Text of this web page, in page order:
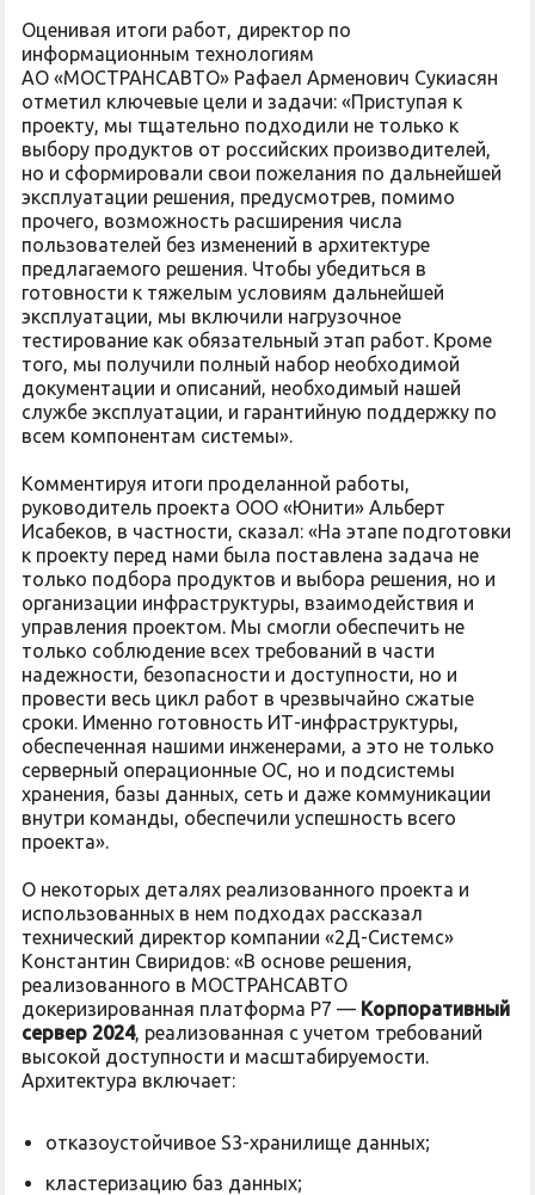
Оценивая итоги работ, директор по
информационным технологиям
АО «МОСТРАНСАВТО» Рафаел Арменович Сукиасян
отметил ключевые цели и задачи: «Приступая к
проекту, мы тщательно подходили не только к
выбору продуктов от российских производителей,
но и сформировали свои пожелания по дальнейшей
эксплуатации решения, предусмотрев, помимо
прочего, возможность расширения числа
пользователей без изменений в архитектуре
предлагаемого решения. Чтобы убедиться в
готовности к тяжелым условиям дальнейшей
эксплуатации, мы включили нагрузочное
тестирование как обязательный этап работ. Кроме
того, мы получили полный набор необходимой
документации и описаний, необходимый нашей
службе эксплуатации, и гарантийную поддержку по
всем компонентам системы».
Комментируя итоги проделанной работы,
руководитель проекта ООО «Юнити» Альберт
Исабеков, в частности, сказал: «На этапе подготовки
к проекту перед нами была поставлена задача не
только подбора продуктов и выбора решения, но и
организации инфраструктуры, взаимодействия и
управления проектом. Мы смогли обеспечить не
только соблюдение всех требований в части
надежности, безопасности и доступности, но и
провести весь цикл работ в чрезвычайно сжатые
сроки. Именно готовность ИТ-инфраструктуры,
обеспеченная нашими инженерами, а это не только
серверный операционные ОС, но и подсистемы
хранения, базы данных, сеть и даже коммуникации
внутри команды, обеспечили успешность всего
проекта».
О некоторых деталях реализованного проекта и
использованных в нем подходах рассказал
технический директор компании «2Д-Системс»
Константин Свиридов: «В основе решения,
реализованного в МОСТРАНСАВТО
докеризированная платформа Р7 — Корпоративный
сервер 2024, реализованная с учетом требований
высокой доступности и масштабируемости.
Архитектура включает:
отказоустойчивое S3-хранилище данных;
кластеризацию баз данных;